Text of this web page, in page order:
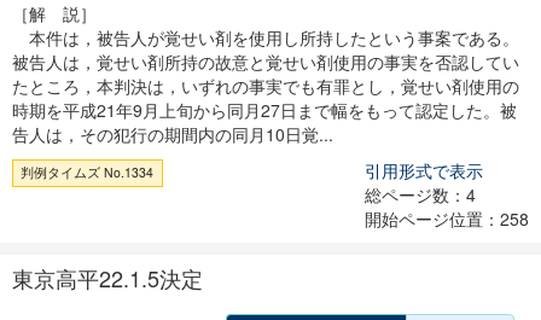
［解 説］
本件は，被告人が覚せい剤を使用し所持したという事案である。
被告人は，覚せい剤所持の故意と覚せい剤使用の事実を否認してい
たところ，本判決は，いずれの事実でも有罪とし，覚せい剤使用の
時期を平成21年9月上旬から同月27日まで幅をもって認定した。被
告人は，その犯行の期間内の同月10日覚...
判例タイムズ No.1334
引用形式で表示
総ページ数：4
開始ページ位置：258
東京高平22.1.5決定